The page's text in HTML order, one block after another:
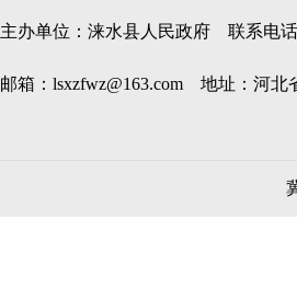
主办单位：涞水县人民政府 联系电
邮箱：lsxzfwz@163.com 地址：河北